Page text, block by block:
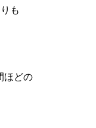
も
ほどの